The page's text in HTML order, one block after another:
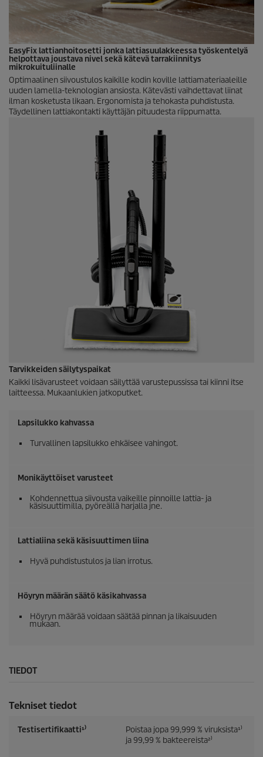
EasyFix lattianhoitosetti jonka lattiasuulakkeessa työskentelyä
helpottava joustava nivel sekä kätevä tarrakiinnitys
mikrokuituliinalle
Optimaalinen siivoustulos kaikille kodin koville lattiamateriaaleille
uuden lamella-teknologian ansiosta. Kätevästi vaihdettavat liinat
ilman kosketusta likaan. Ergonomista ja tehokasta puhdistusta.
Täydellinen lattiakontakti käyttäjän pituudesta riippumatta.
Tarvikkeiden säilytyspaikat
Kaikki lisävarusteet voidaan säilyttää varustepussissa tai kiinni itse
laitteessa. Mukaanlukien jatkoputket.
Lapsilukko kahvassa
Turvallinen lapsilukko ehkäisee vahingot.
Monikäyttöiset varusteet
Kohdennettua siivousta vaikeille pinnoille lattia- ja
käsisuuttimilla, pyöreällä harjalla jne.
Lattialiina sekä käsisuuttimen liina
Hyvä puhdistustulos ja lian irrotus.
Höyryn määrän säätö käsikahvassa
Höyryn määrää voidaan säätää pinnan ja likaisuuden
mukaan.
TIEDOT
Tekniset tiedot
Testisertifikaatti¹⁾
Poistaa jopa 99,999 % viruksista¹⁾
ja 99,99 % bakteereista²⁾